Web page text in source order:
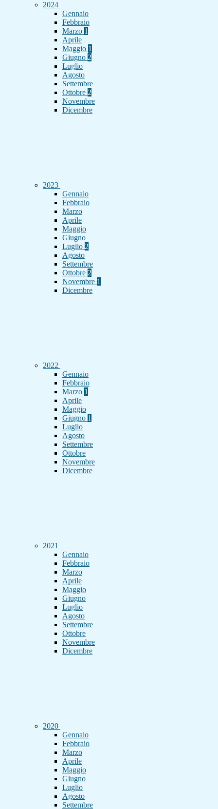
2024
Gennaio
Febbraio
Marzo 1
Aprile
Maggio 1
Giugno 2
Luglio
Agosto
Settembre
Ottobre 2
Novembre
Dicembre
2023
Gennaio
Febbraio
Marzo
Aprile
Maggio
Giugno
Luglio 2
Agosto
Settembre
Ottobre 2
Novembre 1
Dicembre
2022
Gennaio
Febbraio
Marzo 1
Aprile
Maggio
Giugno 1
Luglio
Agosto
Settembre
Ottobre
Novembre
Dicembre
2021
Gennaio
Febbraio
Marzo
Aprile
Maggio
Giugno
Luglio
Agosto
Settembre
Ottobre
Novembre
Dicembre
2020
Gennaio
Febbraio
Marzo
Aprile
Maggio
Giugno
Luglio
Agosto
Settembre